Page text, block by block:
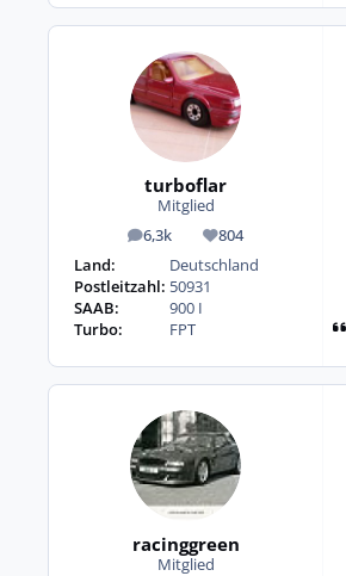
turboflar
Mitglied
6,3k
Beiträge 804
Reputation
Land:
Deutschland
Postleitzahl: 50931
SAAB:
900 I
Turbo:
FPT
racinggreen
Mitglied